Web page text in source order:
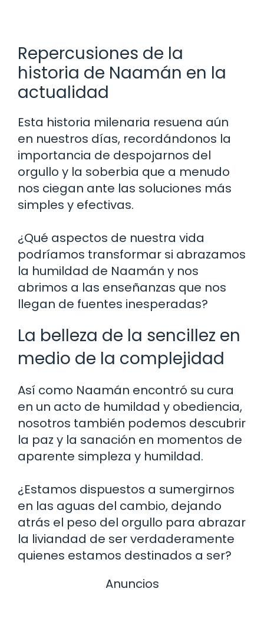
Repercusiones de la
historia de Naamán en la
actualidad
Esta historia milenaria resuena aún
en nuestros días, recordándonos la
importancia de despojarnos del
orgullo y la soberbia que a menudo
nos ciegan ante las soluciones más
simples y efectivas.
¿Qué aspectos de nuestra vida
podríamos transformar si abrazamos
la humildad de Naamán y nos
abrimos a las enseñanzas que nos
llegan de fuentes inesperadas?
La belleza de la sencillez en
medio de la complejidad
Así como Naamán encontró su cura
en un acto de humildad y obediencia,
nosotros también podemos descubrir
la paz y la sanación en momentos de
aparente simpleza y humildad.
¿Estamos dispuestos a sumergirnos
en las aguas del cambio, dejando
atrás el peso del orgullo para abrazar
la liviandad de ser verdaderamente
quienes estamos destinados a ser?
Anuncios